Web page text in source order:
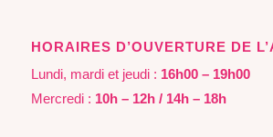
HORAIRES D’OUVERTURE DE
Lundi, mardi et jeudi : 16h00 – 19h00
Mercredi : 10h – 12h / 14h – 18h